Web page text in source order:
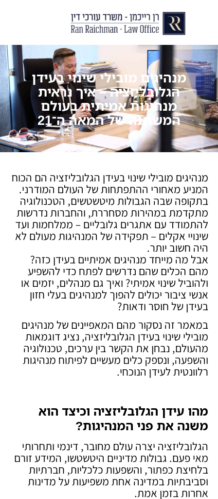
מנהיגים מובילי שינוי בעידן
הגלובליזציה – איך נראית
מנהיגות אמיתית בעולם
המשתנה של המאה ה־21
מנהיגים מובילי שינוי בעידן הגלובליזציה הם הכוח
המניע מאחורי ההתפתחות של העולם המודרני.
בתקופה שבה הגבולות מיטשטשים, הטכנולוגיה
מתקדמת במהירות מסחררת, והחברות נדרשות
להתמודד עם אתגרים גלובליים – ממלחמות ועד
שינויי אקלים – תפקידה של המנהיגות מעולם לא
היה חשוב יותר.
אבל מה מייחד מנהיגים אמיתיים בעידן כזה?
מהם הכלים שהם נדרשים לפתח כדי להשפיע
ולהוביל שינוי אמיתי? ואיך גם מנהלים, יזמים או
אנשי ציבור יכולים להפוך למנהיגים בעלי חזון
בעידן של חוסר ודאות?
במאמר זה נסקור מהם המאפיינים של מנהיגים
מובילי שינוי בעידן הגלובליזציה, נציג דוגמאות
מהעולם, נבחן את הקשר בין ערכים, טכנולוגיה
והשפעה, ונספק כלים מעשיים לפיתוח מנהיגות
רלוונטית לעידן הנוכחי.
מהו עידן הגלובליזציה וכיצד הוא
משנה את פני המנהיגות?
הגלובליזציה יצרה עולם מחובר, דינמי ותחרותי
מאי פעם. גבולות מדיניים היטשטשו, המידע זורם
בלחיצת כפתור, והשפעות כלכליות, חברתיות
וסביבתיות במדינה אחת משפיעות על מדינות
אחרות בזמן אמת.